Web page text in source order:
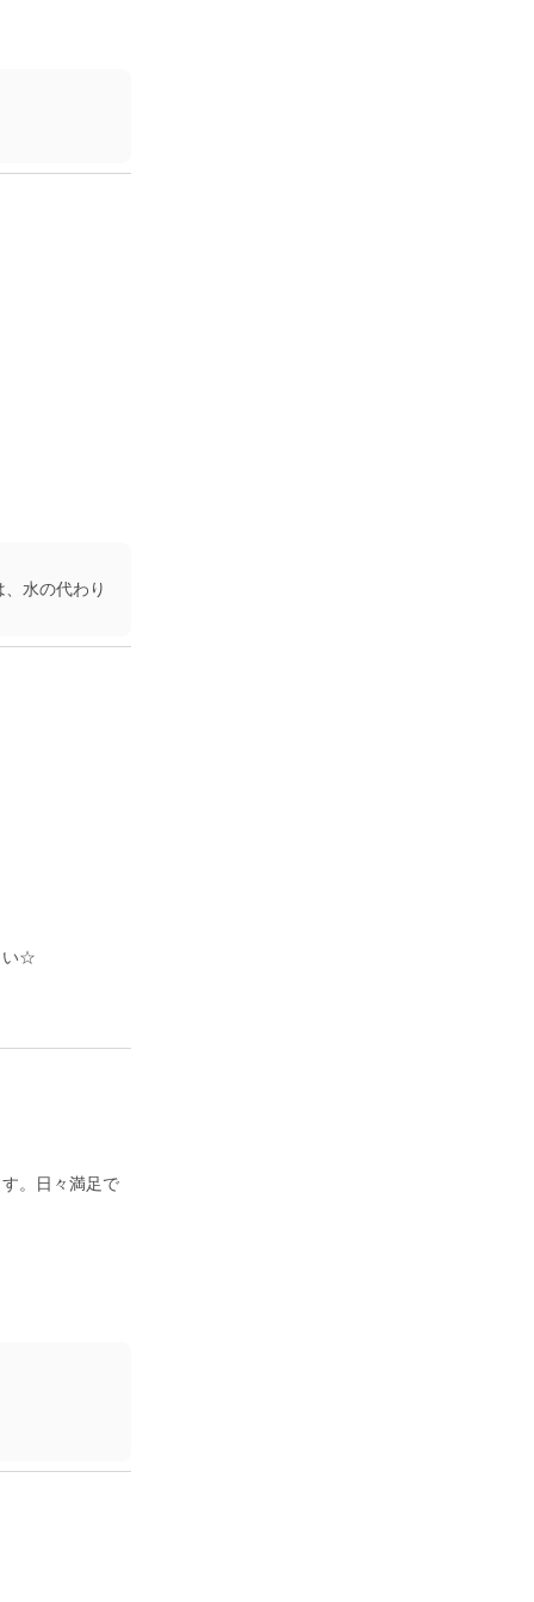
水の代わり
い☆
。日々満足で